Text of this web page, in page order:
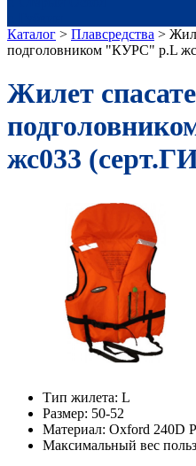
Каталог > Плавсредства >
подголовником "КУРС" р.L
Жилет
жс033
Тип жилета: L
Размер: 50-52
Материал: Oxford 240D
Максимальный вес